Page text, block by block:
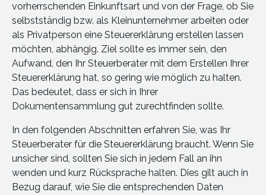
vorherrschenden Einkunftsart und von der Frage, ob Sie
selbstständig bzw. als Kleinunternehmer arbeiten oder
als Privatperson eine Steuererklärung erstellen lassen
möchten, abhängig. Ziel sollte es immer sein, den
Aufwand, den Ihr Steuerberater mit dem Erstellen Ihrer
Steuererklärung hat, so gering wie möglich zu halten.
Das bedeutet, dass er sich in Ihrer
Dokumentensammlung gut zurechtfinden sollte.
In den folgenden Abschnitten erfahren Sie, was Ihr
Steuerberater für die Steuererklärung braucht. Wenn Sie
unsicher sind, sollten Sie sich in jedem Fall an ihn
wenden und kurz Rücksprache halten. Dies gilt auch in
Bezug darauf, wie Sie die entsprechenden Daten